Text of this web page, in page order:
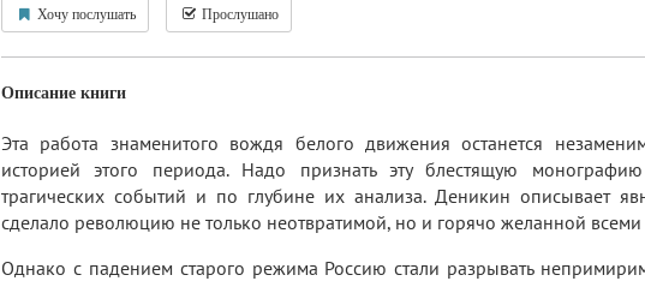
Хочу послушать Прослушано
Описание книги
Эта работа знаменитого вождя белого движения останется
историей этого периода. Надо признать эту блестящую
трагических событий и по глубине их анализа. Деникин описывает
сделало революцию не только неотвратимой, но и горячо желанной
Однако с падением старого режима Россию стали разрывать